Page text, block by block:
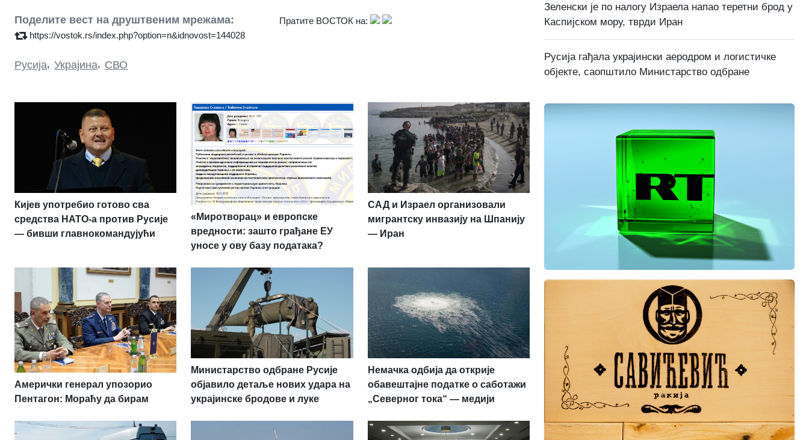
Поделите вест на друштвеним мрежама:
https://vostok.rs/index.php?option=n&idnovost=144028
Пратите ВОСТОК на:
Русија, Украјина, СВО
Кијев употребио готово сва
средства НАТО-а против Русије
— бивши главнокомандујући
«Миротворац» и европске
вредности: зашто грађане ЕУ
уносе у ову базу података?
САД и Израел организовали
мигрантску инвазију на Шпанију
— Иран
Амерички генерал упозорио
Пентагон: Мораћу да бирам
Министарство одбране Русије
објавило детаље нових удара на
украјинске бродове и луке
Немачка одбија да открије
обавештајне податке о саботажи
„Северног тока“ — медији
Зеленски је по налогу Израела напао теретни брод у
Каспијском мору, тврди Иран
Русија гађала украјински аеродром и логистичке
објекте, саопштило Министарство одбране